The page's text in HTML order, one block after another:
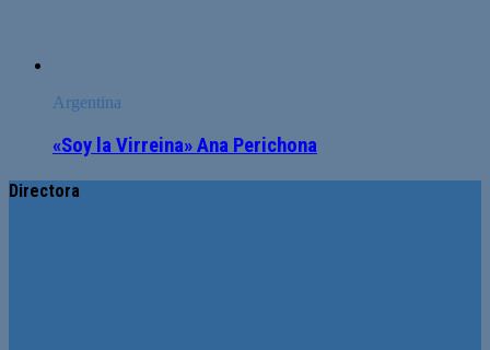
Argentina
«Soy la Virreina» Ana Perichona
Directora